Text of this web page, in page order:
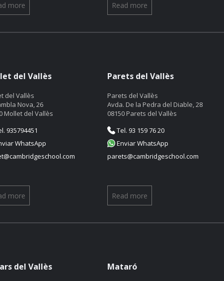
more Read more
del Vallès
del Vallès
Nova, 26
Mollet del Vallès
935794451
WhatsApp
more
Parets del Vallès
Parets del Vallès
Avda. De la Pedra del Diable, 28
08150 Parets del Vallès
Tel. 93 159 76 20
Enviar WhatsApp
parets@cambridgeschool.com
Read more
del Vallès Mataró